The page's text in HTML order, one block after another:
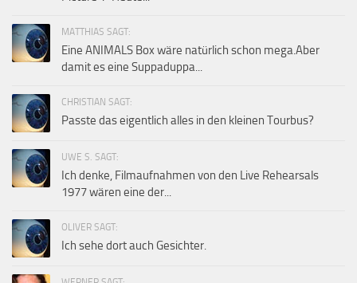
MATTHIAS SAGT:
Eine ANIMALS Box wäre natürlich schon mega.Aber
damit es eine Suppaduppa...
CHRISTIAN SAGT:
Passte das eigentlich alles in den kleinen Tourbus?
UWE S. SAGT:
Ich denke, Filmaufnahmen von den Live Rehearsals
1977 wären eine der...
OLIVER SAGT:
Ich sehe dort auch Gesichter.